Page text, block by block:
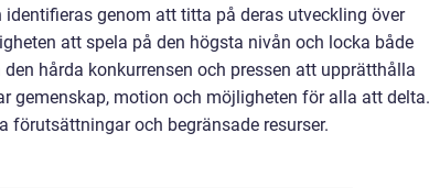
genom att titta på deras utveckling över
att spela på den högsta nivån och locka både
hårda konkurrensen och pressen att upprätthålla
gemenskap, motion och möjligheten för alla att delta.
förutsättningar och begränsade resurser.